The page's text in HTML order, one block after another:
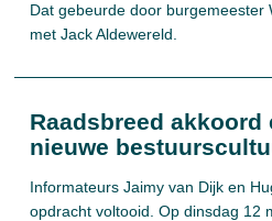
Dat gebeurde door burgemeester
met Jack Aldewereld.
Raadsbreed akkoord
nieuwe
Informateurs Jaimy van Dijk en
opdracht voltooid. Op dinsdag 12